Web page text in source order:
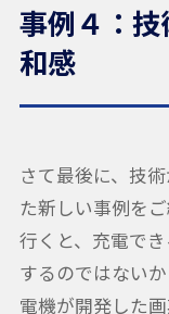
事例４：
和感
さて最後に、技
た新しい事例を
行くと、充電で
するのではない
電機が開発した